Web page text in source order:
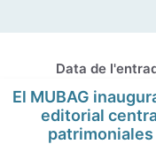
Data de
El MUBAG
editorial
patrimoniales